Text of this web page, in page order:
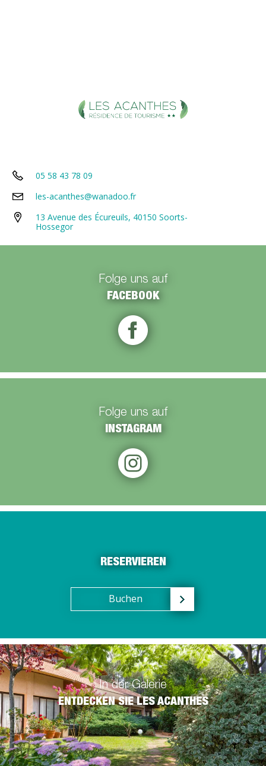
05 58 43 78 09
les-acanthes@wanadoo.fr
13 Avenue des Écureuils, 40150 Soorts-
Hossegor
Folge uns auf
FACEBOOK
Folge uns auf
INSTAGRAM
RESERVIEREN
Buchen
In der Galerie
ENTDECKEN SIE LES ACANTHES